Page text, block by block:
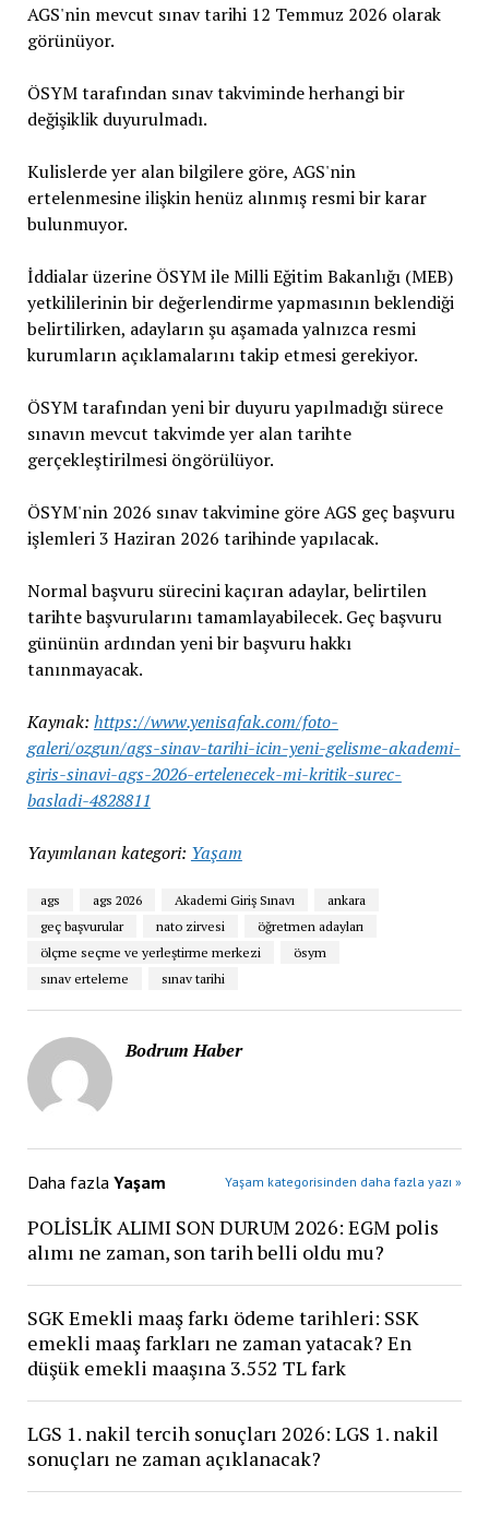
AGS'nin mevcut sınav tarihi 12 Temmuz 2026 olarak
görünüyor.
ÖSYM tarafından sınav takviminde herhangi bir
değişiklik duyurulmadı.
Kulislerde yer alan bilgilere göre, AGS'nin
ertelenmesine ilişkin henüz alınmış resmi bir karar
bulunmuyor.
İddialar üzerine ÖSYM ile Milli Eğitim Bakanlığı (MEB)
yetkililerinin bir değerlendirme yapmasının beklendiği
belirtilirken, adayların şu aşamada yalnızca resmi
kurumların açıklamalarını takip etmesi gerekiyor.
ÖSYM tarafından yeni bir duyuru yapılmadığı sürece
sınavın mevcut takvimde yer alan tarihte
gerçekleştirilmesi öngörülüyor.
ÖSYM'nin 2026 sınav takvimine göre AGS geç başvuru
işlemleri 3 Haziran 2026 tarihinde yapılacak.
Normal başvuru sürecini kaçıran adaylar, belirtilen
tarihte başvurularını tamamlayabilecek. Geç başvuru
gününün ardından yeni bir başvuru hakkı
tanınmayacak.
Kaynak: https://www.yenisafak.com/foto-
galeri/ozgun/ags-sinav-tarihi-icin-yeni-gelisme-akademi-
giris-sinavi-ags-2026-ertelenecek-mi-kritik-surec-
basladi-4828811
Yayımlanan kategori: Yaşam
ags ags 2026 Akademi Giriş Sınavı
ankara
geç başvurular
nato zirvesi
öğretmen adayları
ölçme seçme ve yerleştirme merkezi
ösym
sınav erteleme
sınav tarihi
Bodrum Haber
Daha fazla Yaşam Yaşam kategorisinden daha fazla yazı »
POLİSLİK ALIMI SON DURUM 2026: EGM polis
alımı ne zaman, son tarih belli oldu mu?
SGK Emekli maaş farkı ödeme tarihleri: SSK
emekli maaş farkları ne zaman yatacak? En
düşük emekli maaşına 3.552 TL fark
LGS 1. nakil tercih sonuçları 2026: LGS 1. nakil
sonuçları ne zaman açıklanacak?